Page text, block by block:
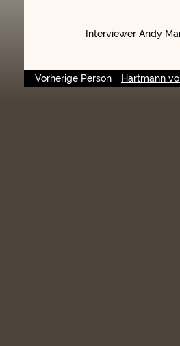
Interviewer Andy
Vorherige Person Hartmann